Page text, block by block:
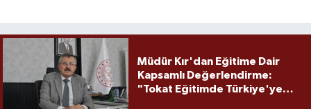
Müdür Kır'dan Eğitime Dair
Kapsamlı Değerlendirme:
"Tokat Eğitimde Türkiye'ye